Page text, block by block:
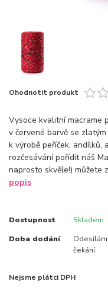
Ohodnotit produkt
Vysoce kvalitní macrame
v červené barvě se
k výrobě peříček, andílků,
rozčesávání pořídit náš
naprosto skvěle!) můžete
popis
Dostupnost Skladem
Doba dodání
čekání
Nejsme plátci DPH